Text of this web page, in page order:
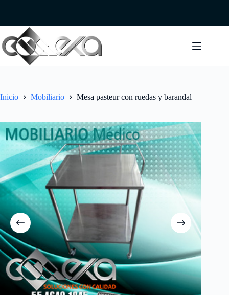
Inicio Mobiliario Mesa pasteur con ruedas y barandal